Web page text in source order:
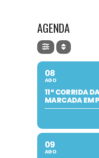
AGENDA
08
AGO
11ª CORRIDA
MARCADA EM
09
AGO